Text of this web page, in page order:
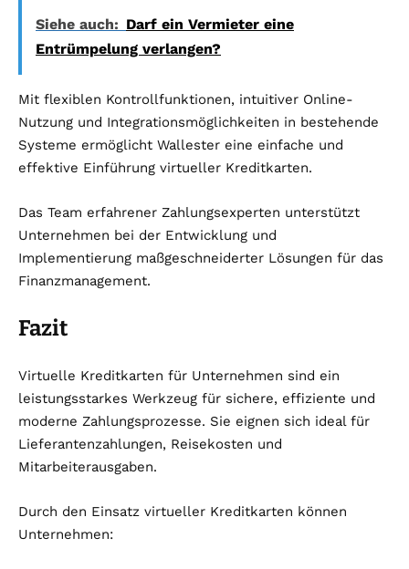
Siehe auch: Darf ein Vermieter eine
Entrümpelung verlangen?
Mit flexiblen Kontrollfunktionen, intuitiver Online-
Nutzung und Integrationsmöglichkeiten in bestehende
Systeme ermöglicht Wallester eine einfache und
effektive Einführung virtueller Kreditkarten.
Das Team erfahrener Zahlungsexperten unterstützt
Unternehmen bei der Entwicklung und
Implementierung maßgeschneiderter Lösungen für das
Finanzmanagement.
Fazit
Virtuelle Kreditkarten für Unternehmen sind ein
leistungsstarkes Werkzeug für sichere, effiziente und
moderne Zahlungsprozesse. Sie eignen sich ideal für
Lieferantenzahlungen, Reisekosten und
Mitarbeiterausgaben.
Durch den Einsatz virtueller Kreditkarten können
Unternehmen: